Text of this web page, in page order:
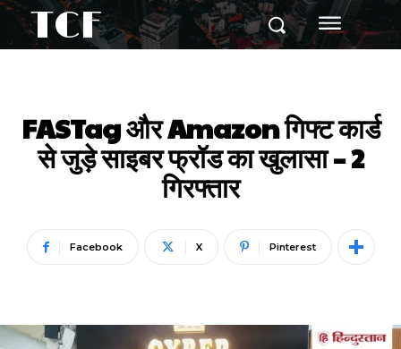
TCF
FASTag और Amazon गिफ्ट कार्ड
से जुड़े साइबर फ्रॉड का खुलासा – 2
गिरफ्तार
Facebook X Pinterest